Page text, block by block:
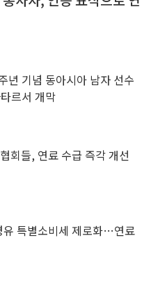
년 기념 동아시아 남자 선수
르서 개막
회들, 연료 수급 즉각 개선
유 특별소비세 제로화…연료